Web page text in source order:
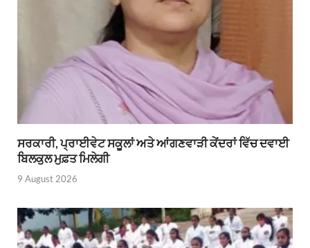
ਸਰਕਾਰੀ, ਪ੍ਰਾਈਵੇਟ ਸਕੂਲਾਂ ਅਤੇ ਆਂਗਣਵਾੜੀ ਕੇਂਦਰਾਂ ਵਿੱਚ ਦਵਾਈ
ਬਿਲਕੁਲ ਮੁਫ਼ਤ ਮਿਲੇਗੀ
9 August 2026